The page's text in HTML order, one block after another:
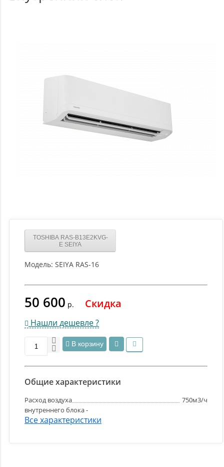
TOSHIBA RAS-B13E2KVG-
E SEIYA
Модель: SEIYA RAS-16
50 600 р. Скидка
Нашли дешевле ?
В корзину
Общие характеристики
Расход воздуха
внутреннего блока -
750м3/ч
Все характеристики